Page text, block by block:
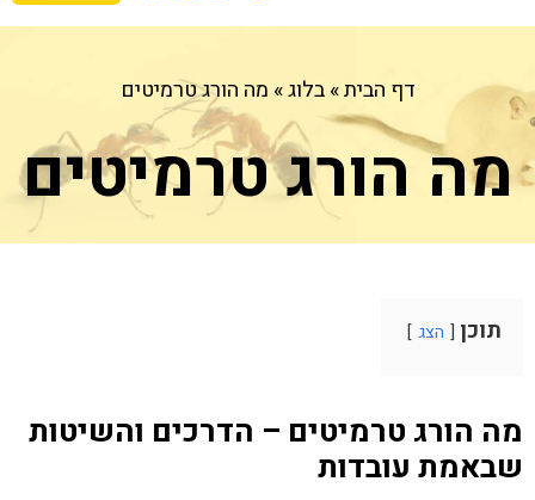
דף הבית»בלוג» מה הורג טרמיטים
מה הורג טרמיטים
תוכן הצג
מה הורג טרמיטים – הדרכים והשיטות
שבאמת עובדות